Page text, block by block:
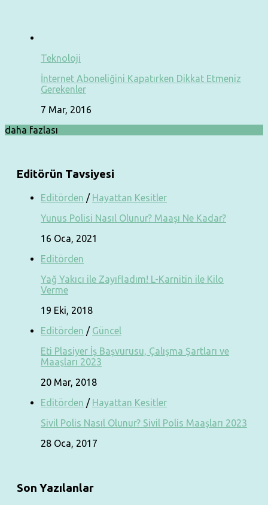
Teknoloji
İnternet Aboneliğini Kapatırken Dikkat Etmeniz
Gerekenler
7 Mar, 2016
daha fazlası
Editörün Tavsiyesi
Editörden / Hayattan Kesitler
Yunus Polisi Nasıl Olunur? Maaşı Ne Kadar?
16 Oca, 2021
Editörden
Yağ Yakıcı ile Zayıfladım! L-Karnitin ile Kilo
Verme
19 Eki, 2018
Editörden / Güncel
Eti Plasiyer İş Başvurusu, Çalışma Şartları ve
Maaşları 2023
20 Mar, 2018
Editörden / Hayattan Kesitler
Sivil Polis Nasıl Olunur? Sivil Polis Maaşları 2023
28 Oca, 2017
Son Yazılanlar